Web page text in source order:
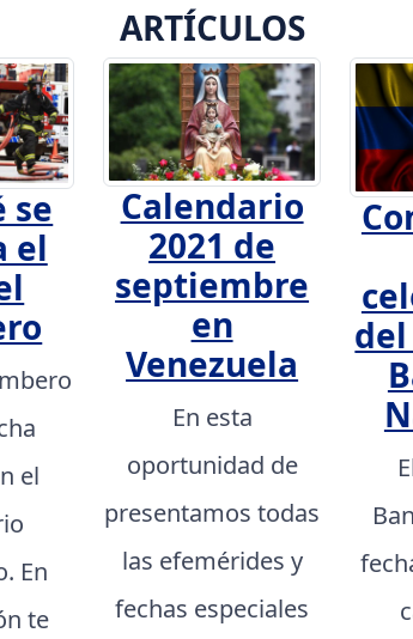
ARTÍCULOS
se
el
el
En
te
Calendario
2021 de
septiembre
en
Venezuela
En esta
oportunidad de
presentamos todas
las efemérides y
fechas especiales